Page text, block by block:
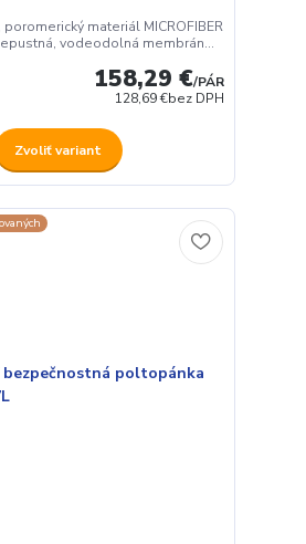
materiál MICROFIBER
vodeodolná membrán...
158,29 €/PÁR
128,69 €bez DPH
Zvoliť variant